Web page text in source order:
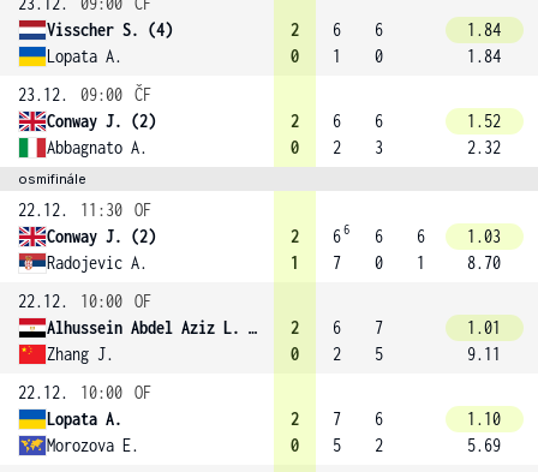
Visscher S. (4)
Lopata A.
2
0
6
1
6
0
1.84
1.84
23.12.
09:00 ČF
Conway J. (2)
Abbagnato A.
2
0
6
2
6
3
1.52
2.32
osmifinále
22.12. 11:30 OF
Conway J. (2)
Radojevic A.
2
1
66
7
6
0
6
1
1.03
8.70
22.12.
10:00 OF
Alhussein Abdel Aziz L. (8)
Zhang J.
2
0
6
2
7
5
1.01
9.11
22.12.
10:00 OF
Lopata A.
Morozova E.
2
0
7
5
6
2
1.10
5.69